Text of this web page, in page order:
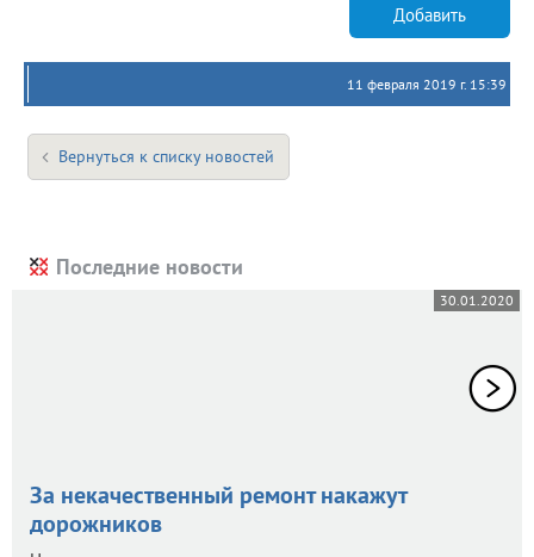
Добавить
11 февраля 2019 г. 15:39
Вернуться к списку новостей
Последние новости
30.01.2020
За некачественный ремонт накажут
дорожников